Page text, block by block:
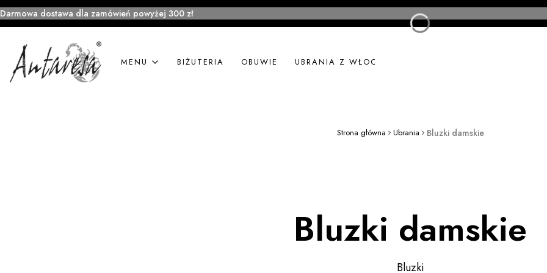
Darmowa dostawa dla zamówień powyżej 300 zł
MENU BIŻUTERIA OBUWIE UBRANIA Z WŁOCH
Strona główna Ubrania Bluzki damskie
Bluzki damskie
Bluzki